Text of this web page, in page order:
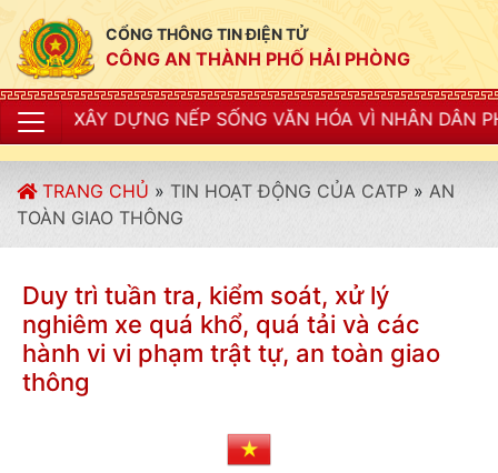
CỔNG THÔNG TIN ĐIỆN TỬ
CÔNG AN THÀNH PHỐ HẢI PHÒNG
NẾP SỐNG VĂN HÓA VÌ NHÂN DÂN PHỤC VỤ"
TRANG CHỦ » TIN HOẠT ĐỘNG CỦA CATP » AN
TOÀN GIAO THÔNG
Duy trì tuần tra, kiểm soát, xử lý
nghiêm xe quá khổ, quá tải và các
hành vi vi phạm trật tự, an toàn giao
thông